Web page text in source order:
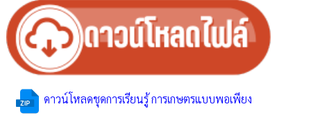
ดาวน์โหลดชุดการเรียนรู้ การเกษตรแบบพอเพียง